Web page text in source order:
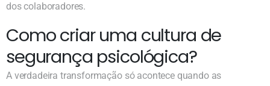
dos colaboradores.
Como criar uma cultura de
segurança psicológica?
A verdadeira transformação só acontece quando as